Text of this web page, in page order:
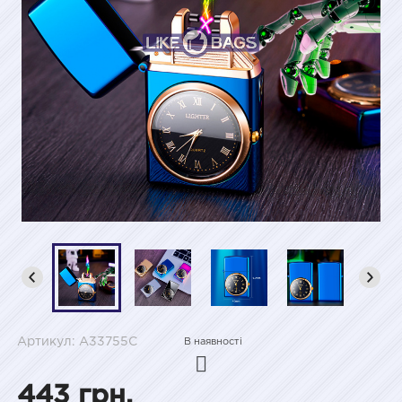
Артикул: A33755C В наявності
443 грн.